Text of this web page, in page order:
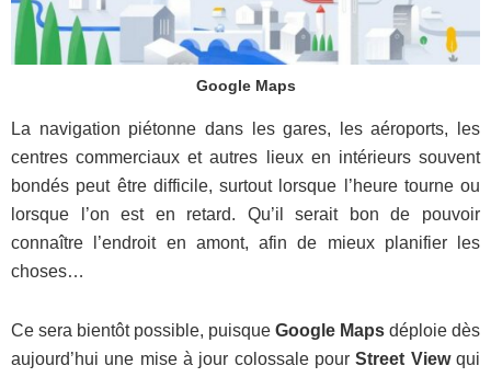
Google Maps
La navigation piétonne dans les gares, les aéroports, les
centres commerciaux et autres lieux en intérieurs souvent
bondés peut être difficile, surtout lorsque l’heure tourne ou
lorsque l’on est en retard. Qu’il serait bon de pouvoir
connaître l’endroit en amont, afin de mieux planifier les
choses…
Ce sera bientôt possible, puisque Google Maps déploie dès
aujourd’hui une mise à jour colossale pour Street Viewqui